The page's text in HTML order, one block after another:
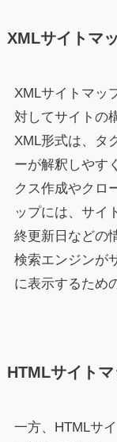
XMLサイトマ
XMLサイトマッ
対してサイトの
XML形式は、タ
ーが解釈しやす
クス作成やクロ
ップには、サイ
終更新日などの
検索エンジンが
に表示するため
HTMLサイトマ
一方、HTMLサ